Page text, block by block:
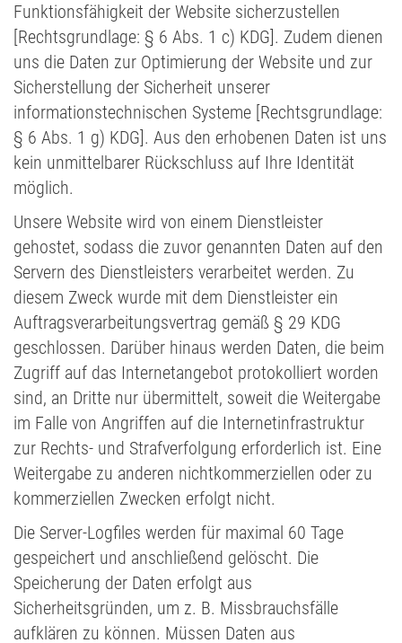
Funktionsfähigkeit der Website sicherzustellen
[Rechtsgrundlage: § 6 Abs. 1 c) KDG]. Zudem dienen
uns die Daten zur Optimierung der Website und zur
Sicherstellung der Sicherheit unserer
informationstechnischen Systeme [Rechtsgrundlage:
§ 6 Abs. 1 g) KDG]. Aus den erhobenen Daten ist uns
kein unmittelbarer Rückschluss auf Ihre Identität
möglich.
Unsere Website wird von einem Dienstleister
gehostet, sodass die zuvor genannten Daten auf den
Servern des Dienstleisters verarbeitet werden. Zu
diesem Zweck wurde mit dem Dienstleister ein
Auftragsverarbeitungsvertrag gemäß § 29 KDG
geschlossen. Darüber hinaus werden Daten, die beim
Zugriff auf das Internetangebot protokolliert worden
sind, an Dritte nur übermittelt, soweit die Weitergabe
im Falle von Angriffen auf die Internetinfrastruktur
zur Rechts- und Strafverfolgung erforderlich ist. Eine
Weitergabe zu anderen nichtkommerziellen oder zu
kommerziellen Zwecken erfolgt nicht.
Die Server-Logfiles werden für maximal 60 Tage
gespeichert und anschließend gelöscht. Die
Speicherung der Daten erfolgt aus
Sicherheitsgründen, um z. B. Missbrauchsfälle
aufklären zu können. Müssen Daten aus